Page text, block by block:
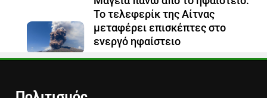
Το τελεφερίκ της Αίτνας
μεταφέρει επισκέπτες στο
ενεργό ηφαίστειο
29 Ιουλίου 2026